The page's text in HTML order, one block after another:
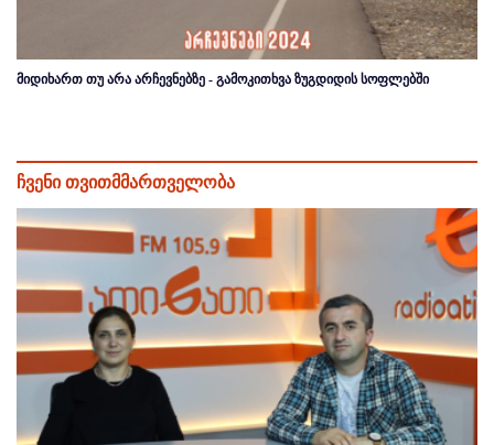
მიდიხართ თუ არა არჩევნებზე - გამოკითხვა ზუგდიდის სოფლებში
ჩვენი თვითმმართველობა